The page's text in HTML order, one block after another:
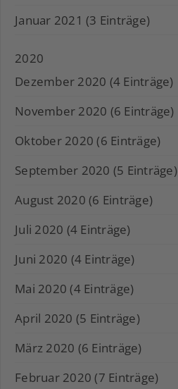
Januar 2021 (3 Einträge)
2020
Dezember 2020 (4 Einträge)
November 2020 (6 Einträge)
Oktober 2020 (6 Einträge)
September 2020 (5 Einträge)
August 2020 (6 Einträge)
Juli 2020 (4 Einträge)
Juni 2020 (4 Einträge)
Mai 2020 (4 Einträge)
April 2020 (5 Einträge)
März 2020 (6 Einträge)
Februar 2020 (7 Einträge)